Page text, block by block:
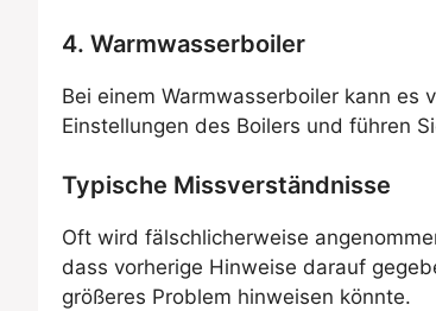
4. Warmwasserboiler
Bei einem Warmwasserboiler kann
Einstellungen des Boilers und führen
Typische Missverständnisse
Oft wird fälschlicherweise
dass vorherige Hinweise darauf
größeres Problem hinweisen könnte.